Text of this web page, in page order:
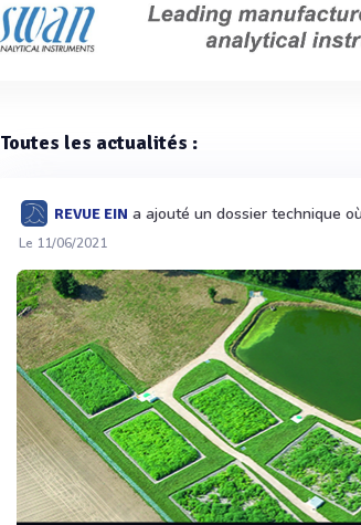
Toutes les actualités :
REVUE EIN a ajouté un dossier technique
Le 11/06/2021